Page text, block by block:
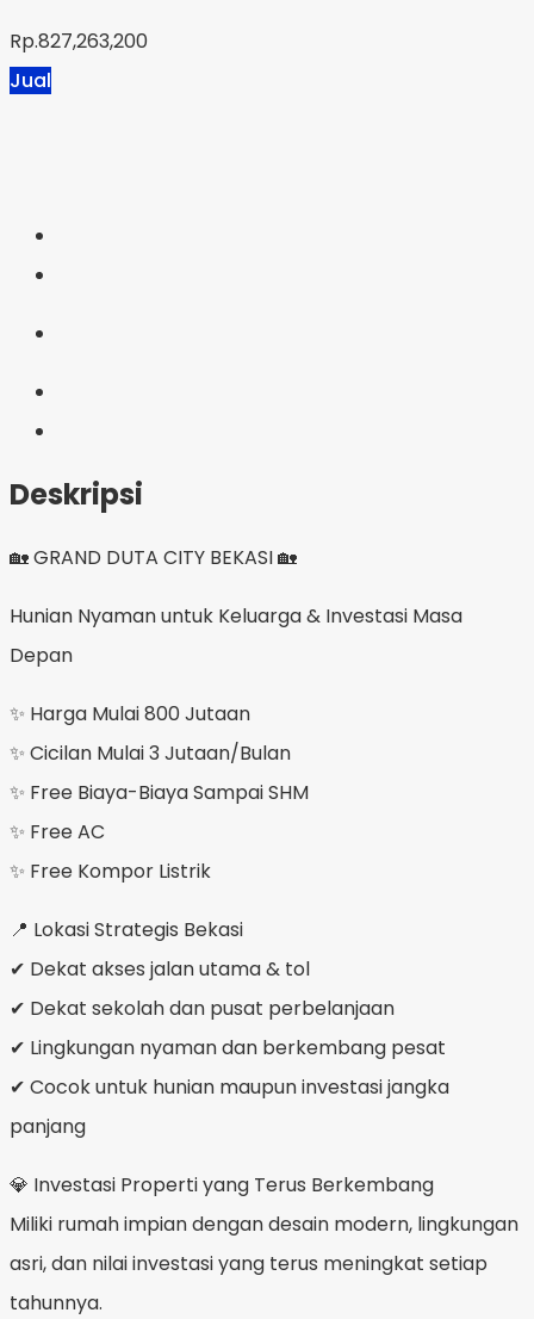
Rp.827,263,200
Jual
Deskripsi
🏡 GRAND DUTA CITY BEKASI 🏡
Hunian Nyaman untuk Keluarga & Investasi Masa
Depan
✨ Harga Mulai 800 Jutaan
✨ Cicilan Mulai 3 Jutaan/Bulan
✨ Free Biaya-Biaya Sampai SHM
✨ Free AC
✨ Free Kompor Listrik
📍 Lokasi Strategis Bekasi
✔ Dekat akses jalan utama & tol
✔ Dekat sekolah dan pusat perbelanjaan
✔ Lingkungan nyaman dan berkembang pesat
✔ Cocok untuk hunian maupun investasi jangka
panjang
💎 Investasi Properti yang Terus Berkembang
Miliki rumah impian dengan desain modern, lingkungan
asri, dan nilai investasi yang terus meningkat setiap
tahunnya.